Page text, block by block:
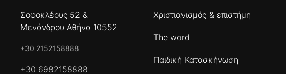
Σοφοκλέους 52 &
Μενάνδρου Αθήνα 10552
+30 2152158888
+30 6982158888
Χριστιανισμός & επιστήμη
The word
Παιδική Κατασκήνωση